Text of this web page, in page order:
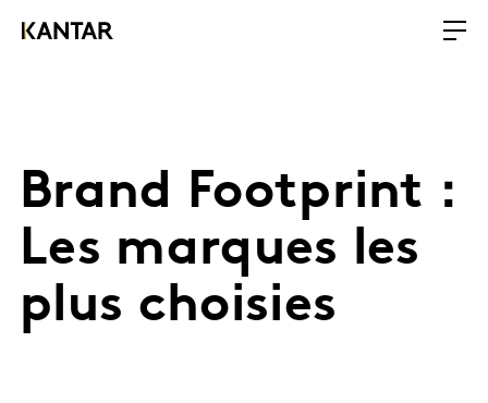
Brand Footprint :
Les marques les
plus choisies